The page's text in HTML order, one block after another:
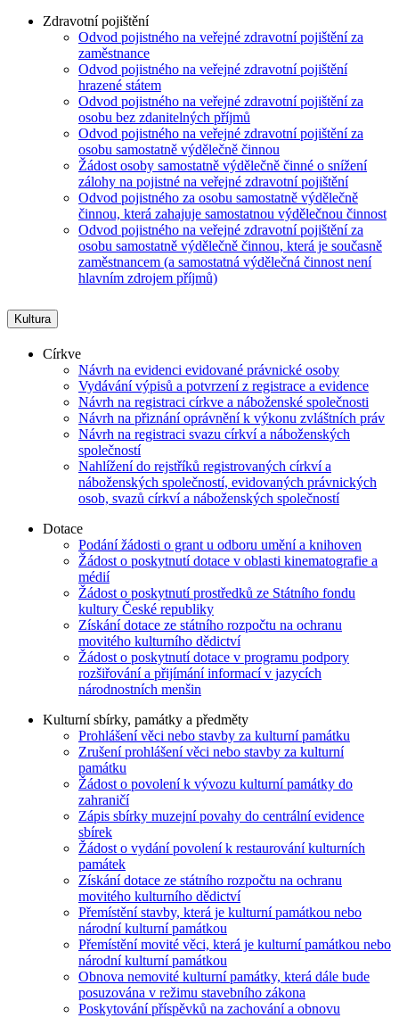
Zdravotní pojištění
Odvod pojistného na veřejné zdravotní pojištění za
zaměstnance
Odvod pojistného na veřejné zdravotní pojištění
hrazené státem
Odvod pojistného na veřejné zdravotní pojištění za
osobu bez zdanitelných příjmů
Odvod pojistného na veřejné zdravotní pojištění za
osobu samostatně výdělečně činnou
Žádost osoby samostatně výdělečně činné o snížení
zálohy na pojistné na veřejné zdravotní pojištění
Odvod pojistného za osobu samostatně výdělečně
činnou, která zahajuje samostatnou výdělečnou činnost
Odvod pojistného na veřejné zdravotní pojištění za
osobu samostatně výdělečně činnou, která je současně
zaměstnancem (a samostatná výdělečná činnost není
hlavním zdrojem příjmů)
Kultura
Církve
Návrh na evidenci evidované právnické osoby
Vydávání výpisů a potvrzení z registrace a evidence
Návrh na registraci církve a náboženské společnosti
Návrh na přiznání oprávnění k výkonu zvláštních práv
Návrh na registraci svazu církví a náboženských
společností
Nahlížení do rejstříků registrovaných církví a
náboženských společností, evidovaných právnických
osob, svazů církví a náboženských společností
Dotace
Podání žádosti o grant u odboru umění a knihoven
Žádost o poskytnutí dotace v oblasti kinematografie a
médií
Žádost o poskytnutí prostředků ze Státního fondu
kultury České republiky
Získání dotace ze státního rozpočtu na ochranu
movitého kulturního dědictví
Žádost o poskytnutí dotace v programu podpory
rozšiřování a přijímání informací v jazycích
národnostních menšin
Kulturní sbírky, památky a předměty
Prohlášení věci nebo stavby za kulturní památku
Zrušení prohlášení věci nebo stavby za kulturní
památku
Žádost o povolení k vývozu kulturní památky do
zahraničí
Zápis sbírky muzejní povahy do centrální evidence
sbírek
Žádost o vydání povolení k restaurování kulturních
památek
Získání dotace ze státního rozpočtu na ochranu
movitého kulturního dědictví
Přemístění stavby, která je kulturní památkou nebo
národní kulturní památkou
Přemístění movité věci, která je kulturní památkou nebo
národní kulturní památkou
Obnova nemovité kulturní památky, která dále bude
posuzována v režimu stavebního zákona
Poskytování příspěvků na zachování a obnovu